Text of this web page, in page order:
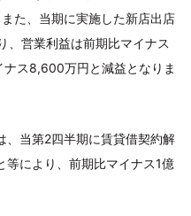
た、当期に実施した新店出店
、営業利益は前期比マイナス
ス8,600万円と減益となりま
、当第2四半期に賃貸借契約解
等により、前期比マイナス1億